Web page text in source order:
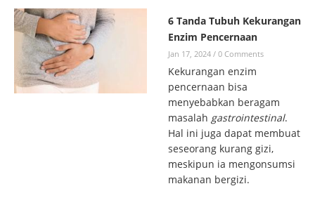
6 Tanda Tubuh Kekurangan
Enzim Pencernaan
Jan 17, 2024 / 0 Comments
Kekurangan enzim
pencernaan bisa
menyebabkan beragam
masalah gastrointestinal.
Hal ini juga dapat membuat
seseorang kurang gizi,
meskipun ia mengonsumsi
makanan bergizi.